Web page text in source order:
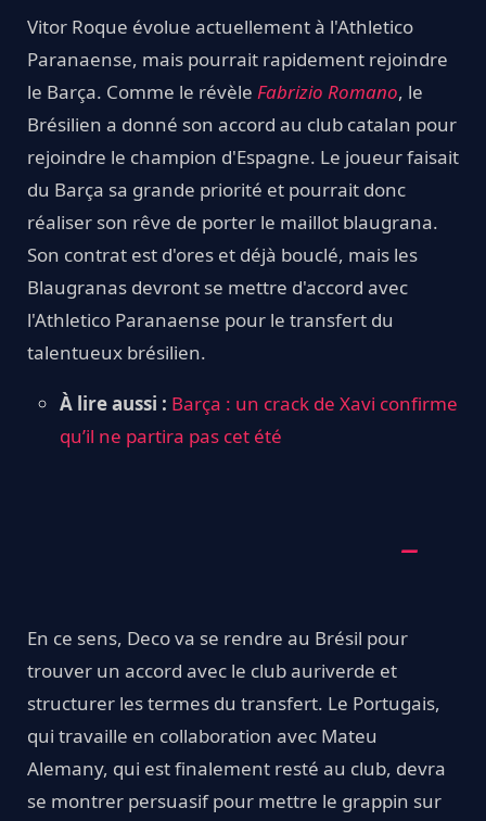
Vitor Roque évolue actuellement à l'Athletico
Paranaense, mais pourrait rapidement rejoindre
le Barça. Comme le révèle Fabrizio Romano, le
Brésilien a donné son accord au club catalan pour
rejoindre le champion d'Espagne. Le joueur faisait
du Barça sa grande priorité et pourrait donc
réaliser son rêve de porter le maillot blaugrana.
Son contrat est d'ores et déjà bouclé, mais les
Blaugranas devront se mettre d'accord avec
l'Athletico Paranaense pour le transfert du
talentueux brésilien.
À lire aussi : Barça : un crack de Xavi confirme
qu’il ne partira pas cet été
En ce sens, Deco va se rendre au Brésil pour
trouver un accord avec le club auriverde et
structurer les termes du transfert. Le Portugais,
qui travaille en collaboration avec Mateu
Alemany, qui est finalement resté au club, devra
se montrer persuasif pour mettre le grappin sur